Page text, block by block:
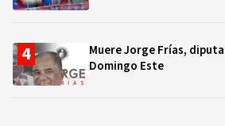
Muere Jorge Frías,
Domingo Este